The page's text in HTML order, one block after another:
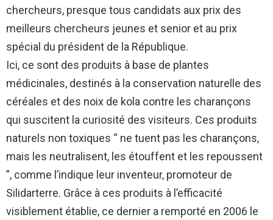
chercheurs, presque tous candidats aux prix des
meilleurs chercheurs jeunes et senior et au prix
spécial du président de la République.
Ici, ce sont des produits à base de plantes
médicinales, destinés à la conservation naturelle des
céréales et des noix de kola contre les charançons
qui suscitent la curiosité des visiteurs. Ces produits
naturels non toxiques “ ne tuent pas les charançons,
mais les neutralisent, les étouffent et les repoussent
”, comme l’indique leur inventeur, promoteur de
Silidarterre. Grâce à ces produits à l’efficacité
visiblement établie, ce dernier a remporté en 2006 le